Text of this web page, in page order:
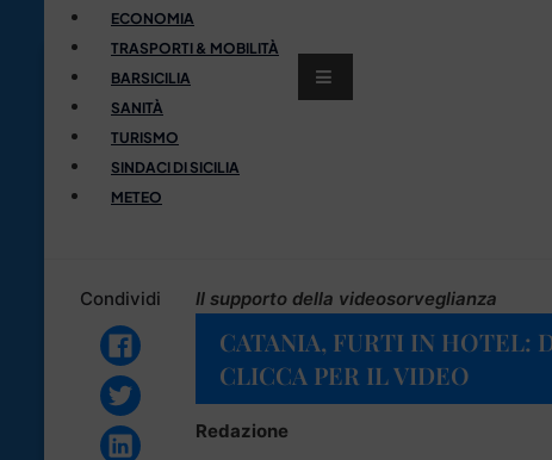
ECONOMIA
TRASPORTI & MOBILITÀ
BARSICILIA
SANITÀ
TURISMO
SINDACI DI SICILIA
METEO
Condividi Il supporto della videosorveglianza
CATANIA, FURTI IN HOTEL:
CLICCA PER IL VIDEO
Redazione